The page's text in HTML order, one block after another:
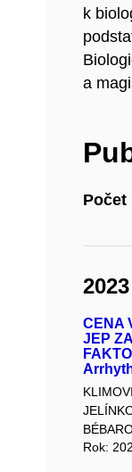
k
a
Počet
2023
CENA
JEP
Rok: